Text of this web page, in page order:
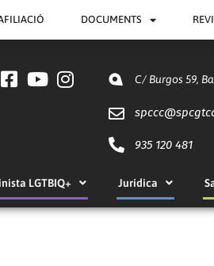
DOCUMENTS
C/ Burgos 59,
spccc@
935 120 481
LGTBIQ+ Jurídica